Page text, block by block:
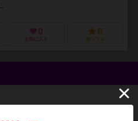
0
お気に入り
0
持ってる